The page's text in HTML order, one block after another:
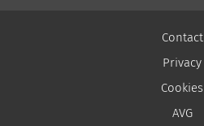
Contact
Privacy
Cookies
AVG